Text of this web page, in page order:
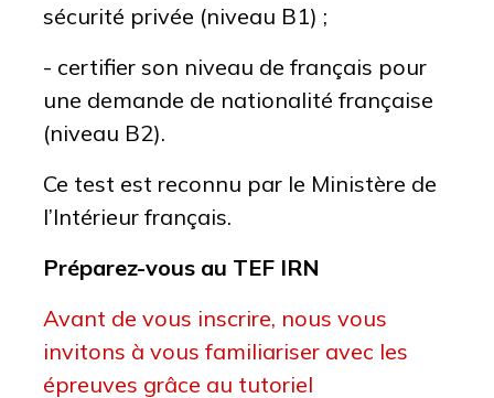
sécurité privée (niveau B1) ;
- certifier son niveau de français pour
une demande de nationalité française
(niveau B2).
Ce test est reconnu par le Ministère de
l’Intérieur français.
Préparez-vous au TEF IRN
Avant de vous inscrire, nous vous
invitons à vous familiariser avec les
épreuves grâce au tutoriel